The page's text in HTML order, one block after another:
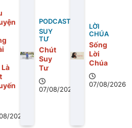
2026
PODCAST
SUY
TƯ
Chút
Suy
Tư
07/08/2026
LỜI
CHÚA
Sống
Lời
Chúa
07/08/2026